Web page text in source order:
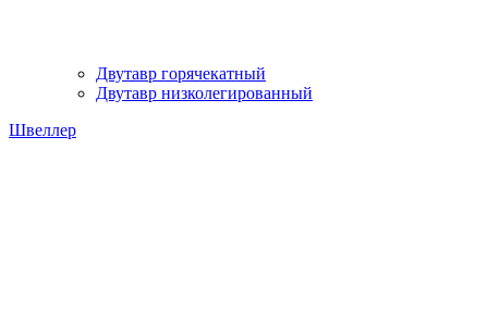
Двутавр горячекатный
Двутавр низколегированный
Швеллер